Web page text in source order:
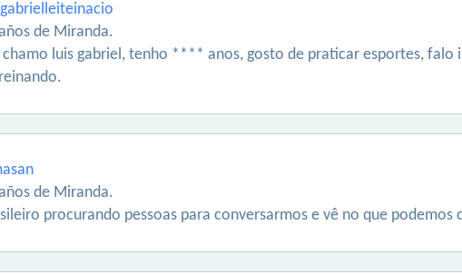
de Miranda.
chamo luis gabriel, tenho **** anos, gosto de praticar esportes,
de Miranda.
procurando pessoas para conversarmos e vê no que podemos